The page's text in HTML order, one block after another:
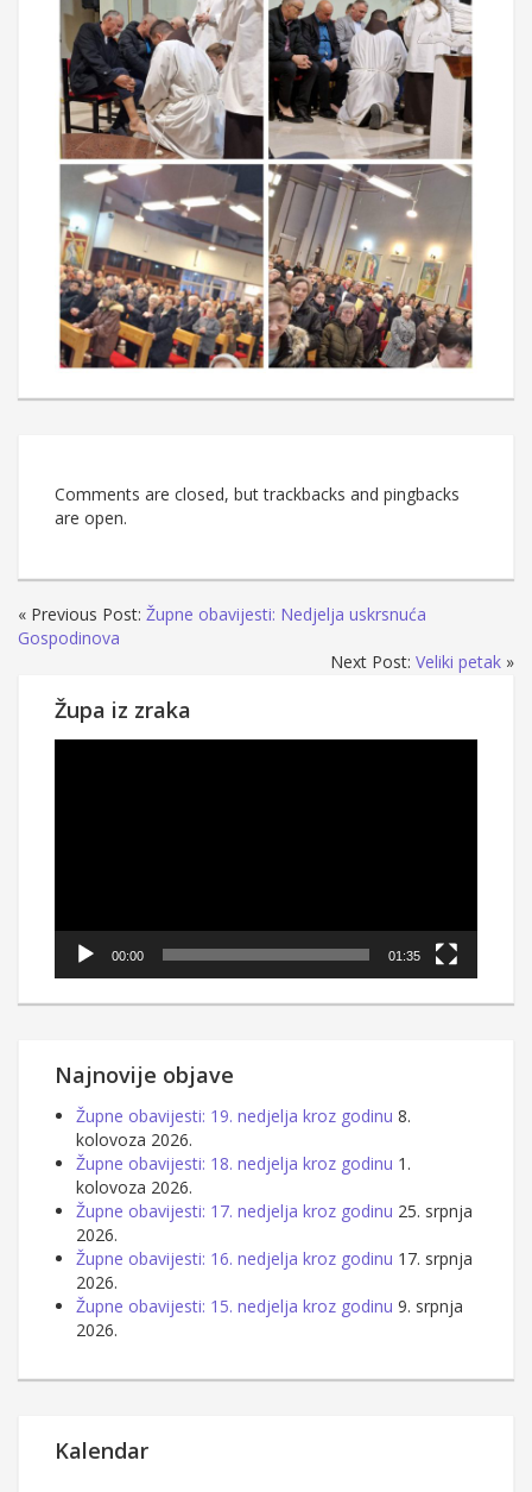
Comments are closed, but trackbacks and pingbacks
are open.
« Previous Post: Župne obavijesti: Nedjelja uskrsnuća
Gospodinova
Next Post: Veliki petak »
Župa iz zraka
00:00 01:35
Najnovije objave
Župne obavijesti: 19. nedjelja kroz godinu 8.
kolovoza 2026.
Župne obavijesti: 18. nedjelja kroz godinu 1.
kolovoza 2026.
Župne obavijesti: 17. nedjelja kroz godinu 25. srpnja
2026.
Župne obavijesti: 16. nedjelja kroz godinu 17. srpnja
2026.
Župne obavijesti: 15. nedjelja kroz godinu 9. srpnja
2026.
Kalendar